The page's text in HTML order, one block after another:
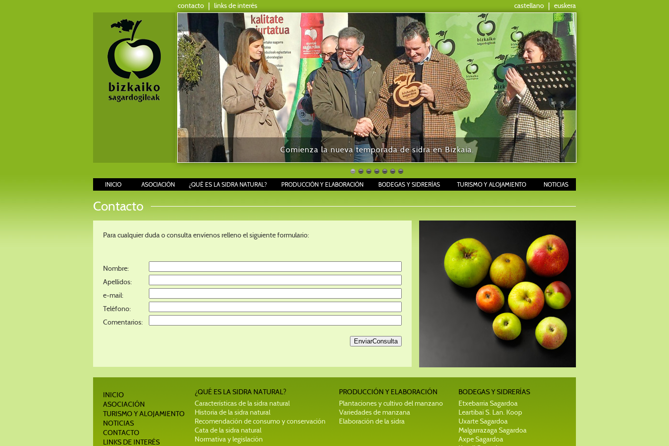
contacto | links de interés castellano | euskera
Comienza la nueva temporada de sidra en Bizkaia.
INICIO ASOCIACIÓN ¿QUÉ ES LA SIDRA NATURAL? PRODUCCIÓN Y ELABORACIÓN BODEGAS Y SIDRERÍAS TURISMO Y ALOJAMIENTO NOTICIAS
Contacto
Para cualquier duda o consulta envíenos relleno el siguiente formulario:
Nombre:
Apellidos:
e-mail:
Teléfono:
Comentarios:
INICIO
ASOCIACIÓN
TURISMO Y ALOJAMIENTO
NOTICIAS
CONTACTO
LINKS DE INTERÉS
¿QUÉ ES LA SIDRA NATURAL?
Características de la sidra natural
Historia de la sidra natural
Recomendación de consumo y conservación
Cata de la sidra natural
Normativa y legislación
PRODUCCIÓN Y ELABORACIÓN
Plantaciones y cultivo del manzano
Variedades de manzana
Elaboración de la sidra
BODEGAS Y SIDRERÍAS
Etxebarria Sagardoa
Leartibai S. Lan. Koop
Uxarte Sagardoa
Malgarrazaga Sagardoa
Axpe Sagardoa